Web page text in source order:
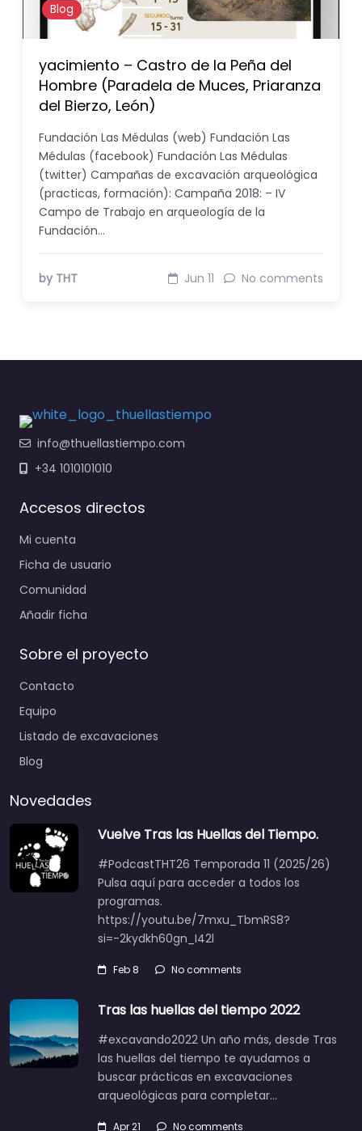
Blog
yacimiento – Castro de la Peña del
Hombre (Paradela de Muces, Priaranza
del Bierzo, León)
Fundación Las Médulas (web) Fundación Las
Médulas (facebook) Fundación Las Médulas
(twitter) Campañas de excavación arqueológica
(practicas, formación): Campaña 2018: – IV
Campo de Trabajo en arqueología de la
Fundación…
by THT Jun 11 No comments
info@thuellastiempo.com
+34 1010101010
Accesos directos
Mi cuenta
Ficha de usuario
Comunidad
Añadir ficha
Sobre el proyecto
Contacto
Equipo
Listado de excavaciones
Blog
Novedades
Vuelve Tras las Huellas del Tiempo.
#PodcastTHT26 Temporada 11 (2025/26)
Pulsa aquí para acceder a todos los
programas.
https://youtu.be/7mxu_TbmRS8?
si=-2kydkh60gn_I42l
Feb 8 No comments
Tras las huellas del tiempo 2022
#excavando2022 Un año más, desde Tras
las huellas del tiempo te ayudamos a
buscar prácticas en excavaciones
arqueológicas para completar…
Apr 21 No comments